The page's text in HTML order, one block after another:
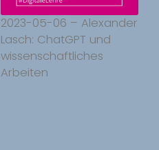
2023-05-06 – Alexander
Lasch: ChatGPT und
wissenschaftliches
Arbeiten